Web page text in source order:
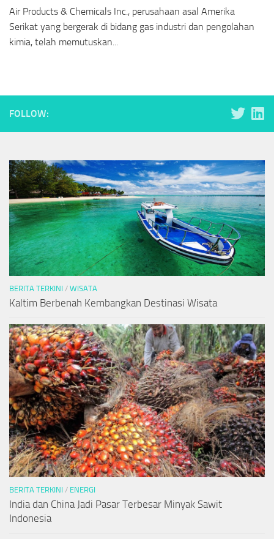
Air Products & Chemicals Inc., perusahaan asal Amerika
Serikat yang bergerak di bidang gas industri dan pengolahan
kimia, telah memutuskan...
FOLLOW:
BERITA TERKINI / WISATA
Kaltim Berbenah Kembangkan Destinasi Wisata
BERITA TERKINI / ENERGI
India dan China Jadi Pasar Terbesar Minyak Sawit
Indonesia